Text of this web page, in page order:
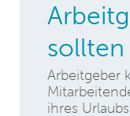
sollten
Arbeitgeber
ihres